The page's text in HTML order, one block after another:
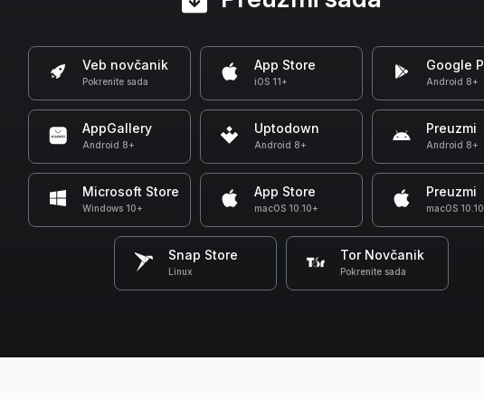
Veb novčanik
Pokrenite sada
App Store
iOS 11+
Google
Android 8+
AppGallery
Android 8+
Uptodown
Android 8+
Preuzmi
Android 8+
Microsoft Store
Windows 10+
App Store
macOS 10.10+
Preuzmi
macOS
Snap Store
Linux
Tor Novčanik
Pokrenite sada